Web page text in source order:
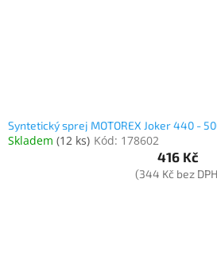
Syntetický sprej MOTOREX Joker 440 -
Skladem (12 ks) Kód: 178602
416 Kč
(344 Kč bez